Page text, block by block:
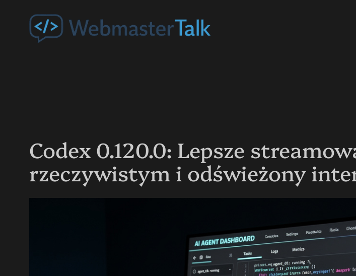
Przejdź
Codex 0.120.0: Lepsze
rzeczywistym i odświeżony